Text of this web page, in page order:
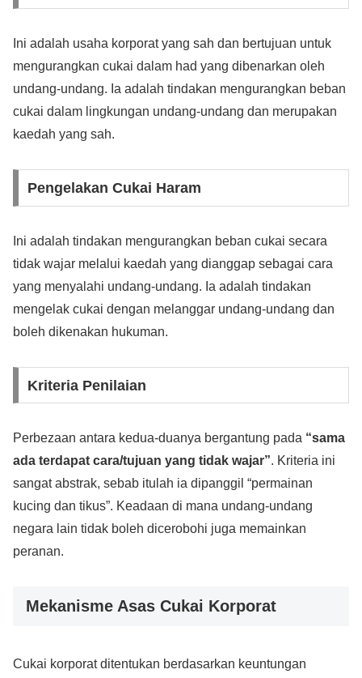
Ini adalah usaha korporat yang sah dan bertujuan untuk
mengurangkan cukai dalam had yang dibenarkan oleh
undang-undang. Ia adalah tindakan mengurangkan beban
cukai dalam lingkungan undang-undang dan merupakan
kaedah yang sah.
Pengelakan Cukai Haram
Ini adalah tindakan mengurangkan beban cukai secara
tidak wajar melalui kaedah yang dianggap sebagai cara
yang menyalahi undang-undang. Ia adalah tindakan
mengelak cukai dengan melanggar undang-undang dan
boleh dikenakan hukuman.
Kriteria Penilaian
Perbezaan antara kedua-duanya bergantung pada “sama
ada terdapat cara/tujuan yang tidak wajar”. Kriteria ini
sangat abstrak, sebab itulah ia dipanggil “permainan
kucing dan tikus”. Keadaan di mana undang-undang
negara lain tidak boleh dicerobohi juga memainkan
peranan.
Mekanisme Asas Cukai Korporat
Cukai korporat ditentukan berdasarkan keuntungan